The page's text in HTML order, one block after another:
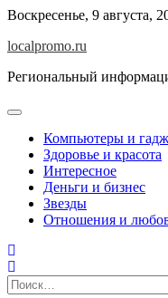
Перейти
содержимому
Воскресенье, 9 августа,
localpromo.ru
Региональный
Компьютеры и
Здоровье и красота
Интересное
Деньги и бизнес
Звезды
Отношения и
Найти: